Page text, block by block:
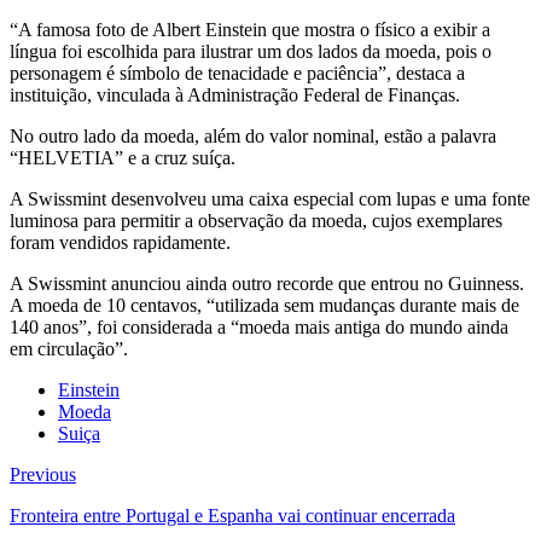
“A famosa foto de Albert Einstein que mostra o físico a exibir a
língua foi escolhida para ilustrar um dos lados da moeda, pois o
personagem é símbolo de tenacidade e paciência”, destaca a
instituição, vinculada à Administração Federal de Finanças.
No outro lado da moeda, além do valor nominal, estão a palavra
“HELVETIA” e a cruz suíça.
A Swissmint desenvolveu uma caixa especial com lupas e uma fonte
luminosa para permitir a observação da moeda, cujos exemplares
foram vendidos rapidamente.
A Swissmint anunciou ainda outro recorde que entrou no Guinness.
A moeda de 10 centavos, “utilizada sem mudanças durante mais de
140 anos”, foi considerada a “moeda mais antiga do mundo ainda
em circulação”.
Einstein
Moeda
Suiça
Previous
Fronteira entre Portugal e Espanha vai continuar encerrada